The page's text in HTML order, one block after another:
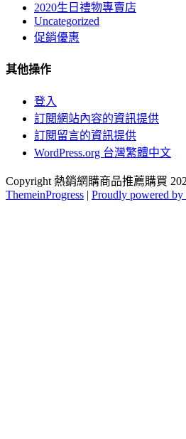
2020生日禮物專賣店
Uncategorized
促銷優惠
其他操作
登入
訂閱網站內容的資訊提供
訂閱留言的資訊提供
WordPress.org 台灣繁體中文
Copyright 熱銷網購商品推薦購買
ThemeinProgress | Proudly powered by